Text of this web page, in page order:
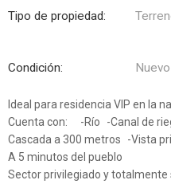
Tipo de propiedad:
Condición: Nuevo
Ideal para residencia VIP en la
Cuenta con: -Río -Canal de
Cascada a 300 metros -Vista
A 5 minutos del pueblo
Sector privilegiado y totalmente